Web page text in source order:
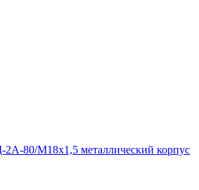
80/М18х1,5 металлический корпус